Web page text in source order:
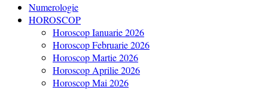
Numerologie
HOROSCOP
Horoscop Ianuarie 2026
Horoscop Februarie 2026
Horoscop Martie 2026
Horoscop Aprilie 2026
Horoscop Mai 2026